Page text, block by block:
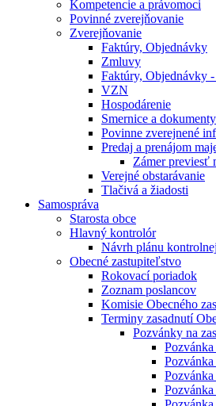
Kompetencie a právomoci
Povinné zverejňovanie
Zverejňovanie
Faktúry, Objednávky
Zmluvy
Faktúry, Objednávky
VZN
Hospodárenie
Smernice a dokumenty
Povinne zverejnené
Predaj a prenájom
Zámer previesť
Verejné obstarávanie
Tlačivá a žiadosti
Samospráva
Starosta obce
Hlavný kontrolór
Návrh plánu
Obecné zastupiteľstvo
Rokovací poriadok
Zoznam poslancov
Komisie Obecného
Terminy zasadnutí
Pozvánky na